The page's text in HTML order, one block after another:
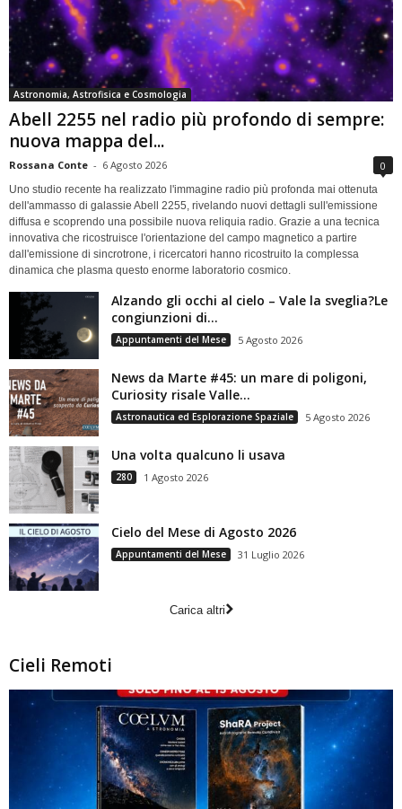
Astronomia, Astrofisica e Cosmologia
Abell 2255 nel radio più profondo di sempre:
nuova mappa del...
Rossana Conte - 6 Agosto 2026 0
Uno studio recente ha realizzato l'immagine radio più profonda mai ottenuta
dell'ammasso di galassie Abell 2255, rivelando nuovi dettagli sull'emissione
diffusa e scoprendo una possibile nuova reliquia radio. Grazie a una tecnica
innovativa che ricostruisce l'orientazione del campo magnetico a partire
dall'emissione di sincrotrone, i ricercatori hanno ricostruito la complessa
dinamica che plasma questo enorme laboratorio cosmico.
Alzando gli occhi al cielo – Vale la sveglia?Le
congiunzioni di...
Appuntamenti del Mese 5 Agosto 2026
News da Marte #45: un mare di poligoni,
Curiosity risale Valle...
Astronautica ed Esplorazione Spaziale 5 Agosto 2026
Una volta qualcuno li usava
280 1 Agosto 2026
Cielo del Mese di Agosto 2026
Appuntamenti del Mese 31 Luglio 2026
Carica altri
Cieli Remoti